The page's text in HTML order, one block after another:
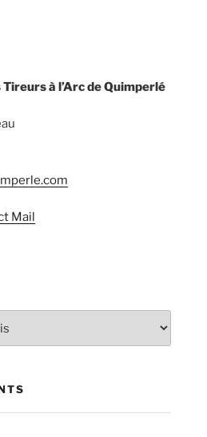
à l’Arc de Quimperlé
Mail